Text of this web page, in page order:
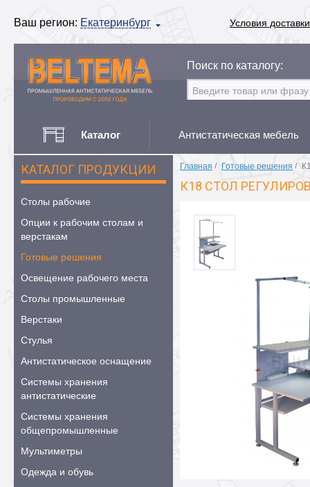
Ваш регион: Екатеринбург Условия доставки
Поиск по каталогу:
Каталог Антистатическая мебель
КАТАЛОГ ПРОДУКЦИИ
Столы рабочие
Опции к рабочим столам и
верстакам
Готовые решения
Освещение рабочего места
Столы промышленные
Верстаки
Стулья
Антистатическое оснащение
Системы хранения
антистатические
Системы хранения
общепромышленные
Мультиметры
Одежда и обувь
Главная / Готовые решения /
К18 СТОЛ